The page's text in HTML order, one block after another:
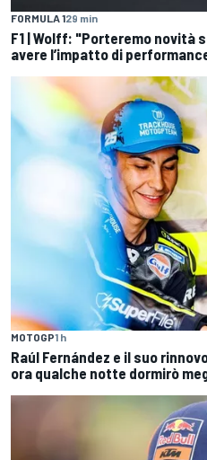
FORMULA 129 min
F1 | Wolff: "Porteremo novità
avere l’impatto di
MOTOGP1 h
Raúl Fernández e il suo
ora qualche notte dormirò